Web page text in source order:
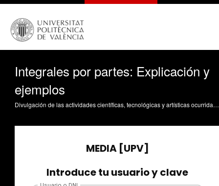
Integrales por partes: Explicación y
ejemplos
Divulgación de las actividades científicas, tecnológicas y artísticas ocurridas en los tres campus de la UPV